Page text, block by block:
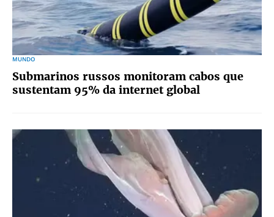
MUNDO
Submarinos russos monitoram cabos que
sustentam 95% da internet global